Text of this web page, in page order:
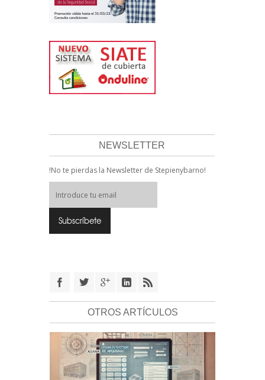
NEWSLETTER
!No te pierdas la Newsletter de Stepienybarno!
OTROS ARTÍCULOS